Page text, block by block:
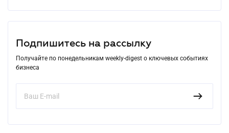
Подпишитесь на рассылку
Получайте по понедельникам weekly-digest о ключевых событиях
бизнеса